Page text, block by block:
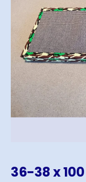
36-38 x